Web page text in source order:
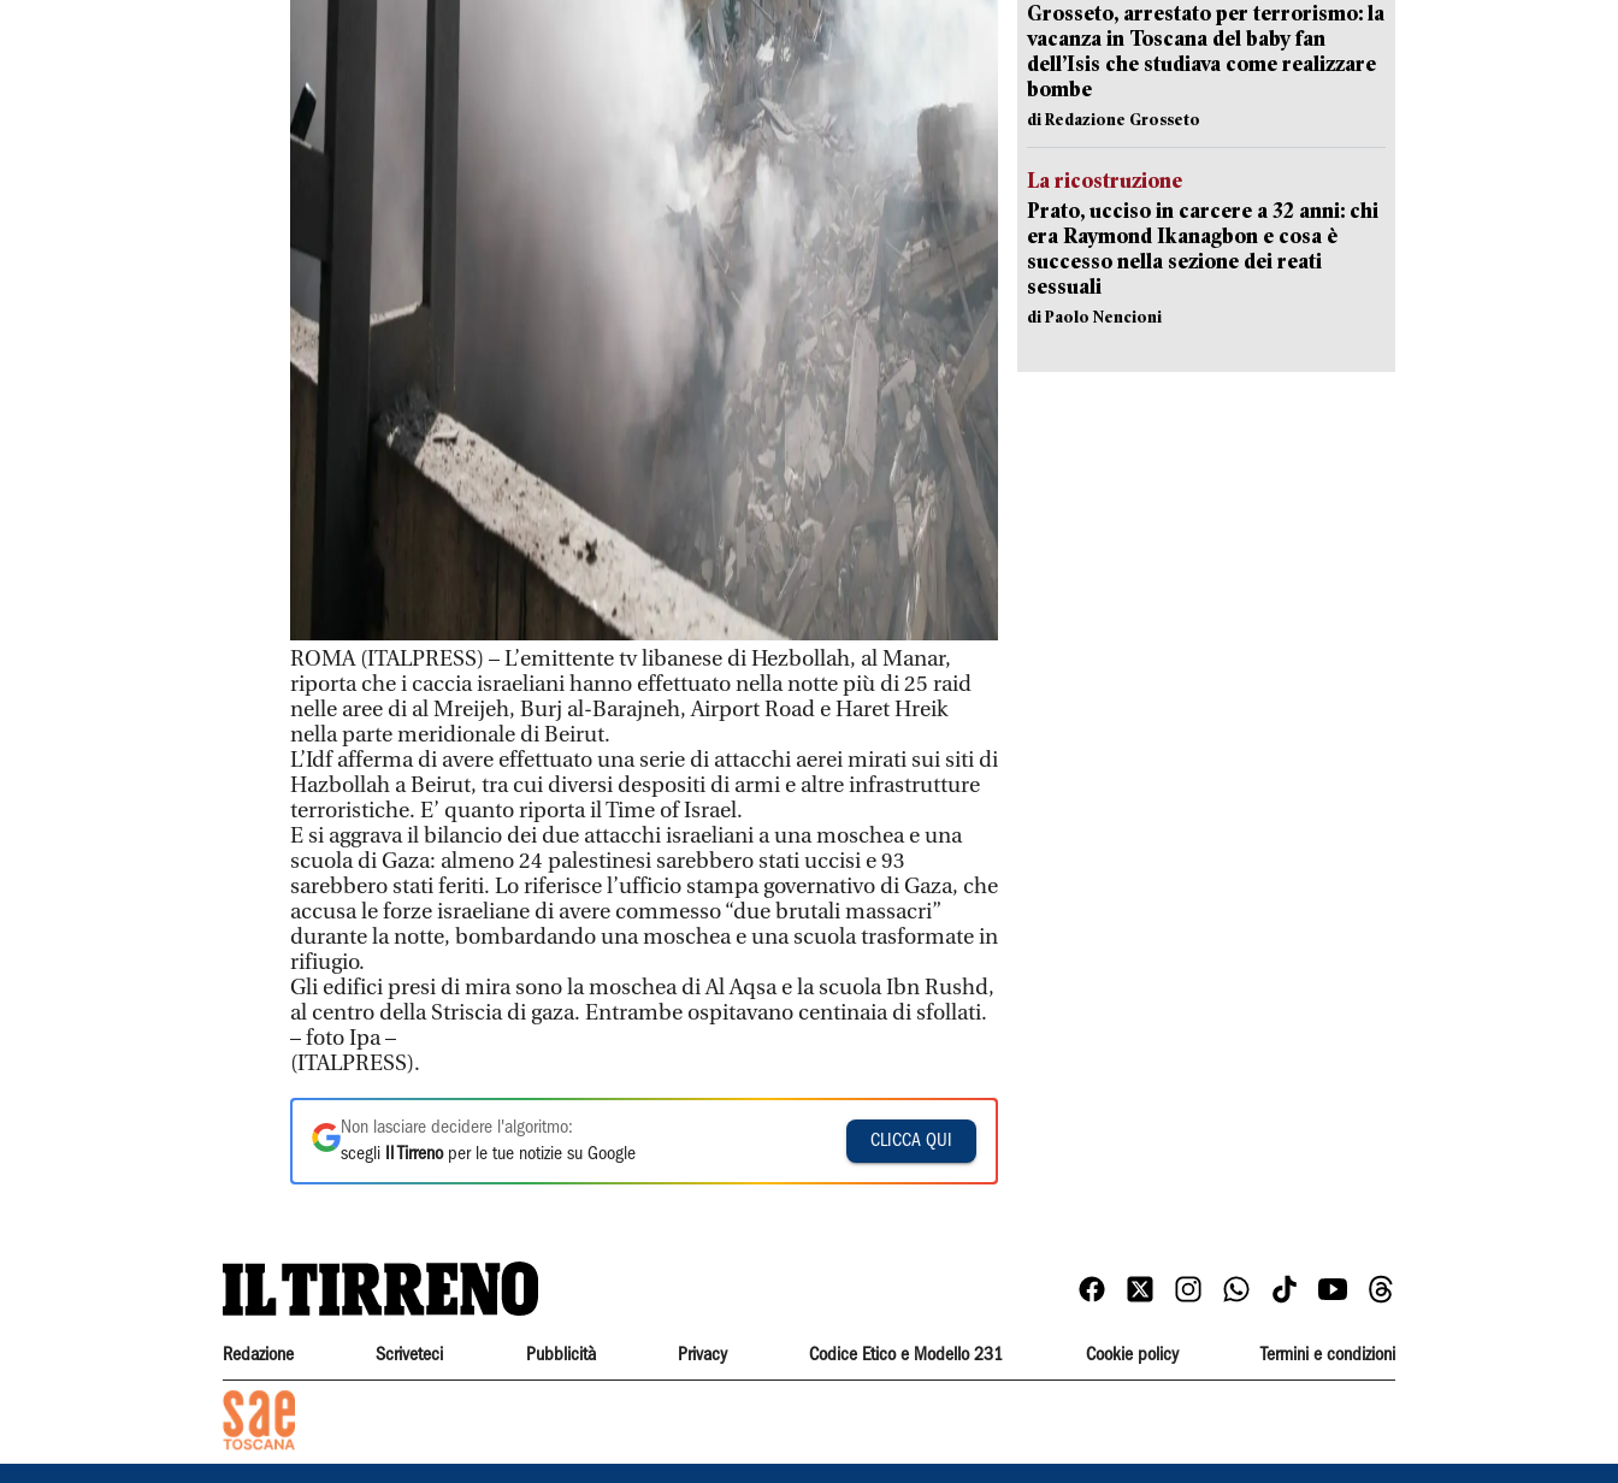
ROMA (ITALPRESS) – L’emittente tv libanese di Hezbollah, al Manar,
riporta che i caccia israeliani hanno effettuato nella notte più di 25 raid
nelle aree di al Mreijeh, Burj al-Barajneh, Airport Road e Haret Hreik
nella parte meridionale di Beirut.
L’Idf afferma di avere effettuato una serie di attacchi aerei mirati sui siti di
Hazbollah a Beirut, tra cui diversi despositi di armi e altre infrastrutture
terroristiche. E’ quanto riporta il Time of Israel.
E si aggrava il bilancio dei due attacchi israeliani a una moschea e una
scuola di Gaza: almeno 24 palestinesi sarebbero stati uccisi e 93
sarebbero stati feriti. Lo riferisce l’ufficio stampa governativo di Gaza, che
accusa le forze israeliane di avere commesso “due brutali massacri”
durante la notte, bombardando una moschea e una scuola trasformate in
rifiugio.
Gli edifici presi di mira sono la moschea di Al Aqsa e la scuola Ibn Rushd,
al centro della Striscia di gaza. Entrambe ospitavano centinaia di sfollati.
– foto Ipa –
(ITALPRESS).
Non lasciare decidere l'algoritmo:
scegli
Il Tirrenoper le tue notizie su Google
CLICCA QUI
Grosseto, arrestato per terrorismo: la
vacanza in Toscana del baby fan
dell’Isis che studiava come realizzare
bombe
di Redazione Grosseto
La ricostruzione
Prato, ucciso in carcere a 32 anni: chi
era Raymond Ikanagbon e cosa è
successo nella sezione dei reati
sessuali
di Paolo Nencioni
Redazione Scriveteci Pubblicità Privacy Codice Etico e Modello 231 Cookie policy Termini e condizioni